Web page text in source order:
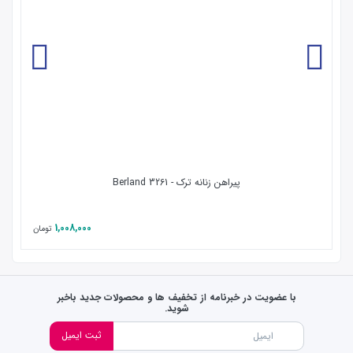
پیراهن زنانه ترک - Berland 3261
1,008,000 تومان
با عضویت در خبرنامه از تخفیف ها و محصولات جدید باخبر
شوید.
ثبت ایمیل